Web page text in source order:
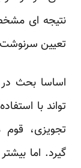
نتیجه ای
تعیین سرنوشت
اساسا بحث
تواند با
تجویزی، قوم
گیرد. اما